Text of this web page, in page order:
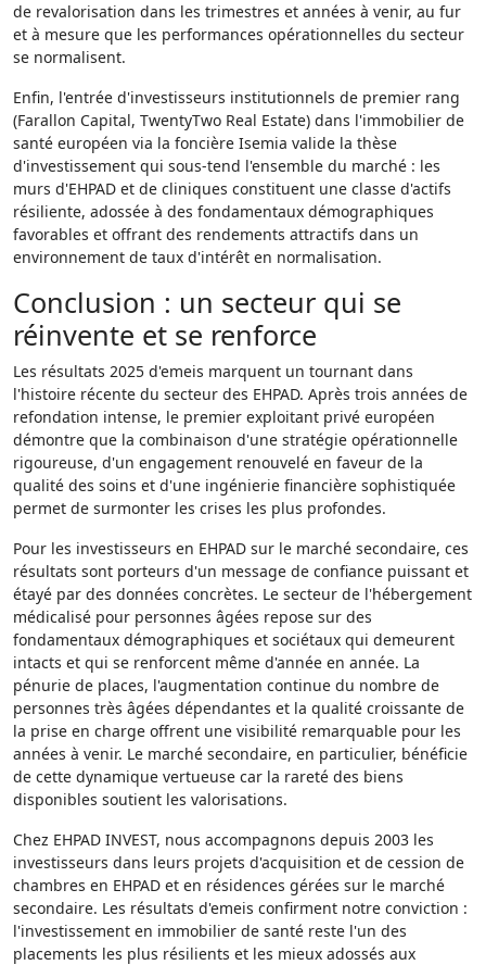
de revalorisation dans les trimestres et années à venir, au fur
et à mesure que les performances opérationnelles du secteur
se normalisent.
Enfin, l'entrée d'investisseurs institutionnels de premier rang
(Farallon Capital, TwentyTwo Real Estate) dans l'immobilier de
santé européen via la foncière Isemia valide la thèse
d'investissement qui sous-tend l'ensemble du marché : les
murs d'EHPAD et de cliniques constituent une classe d'actifs
résiliente, adossée à des fondamentaux démographiques
favorables et offrant des rendements attractifs dans un
environnement de taux d'intérêt en normalisation.
Conclusion : un secteur qui se
réinvente et se renforce
Les résultats 2025 d'emeis marquent un tournant dans
l'histoire récente du secteur des EHPAD. Après trois années de
refondation intense, le premier exploitant privé européen
démontre que la combinaison d'une stratégie opérationnelle
rigoureuse, d'un engagement renouvelé en faveur de la
qualité des soins et d'une ingénierie financière sophistiquée
permet de surmonter les crises les plus profondes.
Pour les investisseurs en EHPAD sur le marché secondaire, ces
résultats sont porteurs d'un message de confiance puissant et
étayé par des données concrètes. Le secteur de l'hébergement
médicalisé pour personnes âgées repose sur des
fondamentaux démographiques et sociétaux qui demeurent
intacts et qui se renforcent même d'année en année. La
pénurie de places, l'augmentation continue du nombre de
personnes très âgées dépendantes et la qualité croissante de
la prise en charge offrent une visibilité remarquable pour les
années à venir. Le marché secondaire, en particulier, bénéficie
de cette dynamique vertueuse car la rareté des biens
disponibles soutient les valorisations.
Chez EHPAD INVEST, nous accompagnons depuis 2003 les
investisseurs dans leurs projets d'acquisition et de cession de
chambres en EHPAD et en résidences gérées sur le marché
secondaire. Les résultats d'emeis confirment notre conviction :
l'investissement en immobilier de santé reste l'un des
placements les plus résilients et les mieux adossés aux